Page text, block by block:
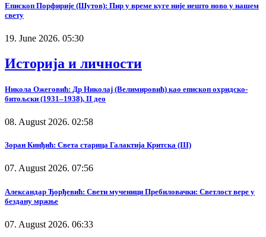
Епископ Порфирије (Шутов): Пир у време куге није нешто ново у нашем
свету
19. June 2026. 05:30
Историја и личности
Никола Ожеговић: Др Николај (Велимировић) као епископ охридско-
битољски (1931–1938), II део
08. August 2026. 02:58
Зоран Кинђић: Света старица Галактија Критска (III)
07. August 2026. 07:56
Александар Ђорђевић: Свети мученици Пребиловачки: Светлост вере у
бездану мржње
07. August 2026. 06:33